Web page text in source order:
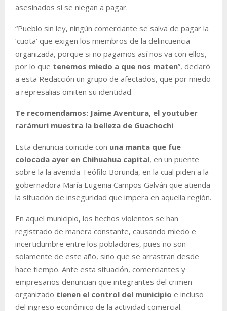
asesinados si se niegan a pagar.
“Pueblo sin ley, ningún comerciante se salva de pagar la
‘cuota’ que exigen los miembros de la delincuencia
organizada, porque si no pagamos así nos va con ellos,
por lo que tenemos miedo a que nos maten”, declaró
a esta Redacción un grupo de afectados, que por miedo
a represalias omiten su identidad.
Te recomendamos: Jaime Aventura, el youtuber
rarámuri muestra la belleza de Guachochi
Esta denuncia coincide con una manta que fue
colocada ayer en Chihuahua capital, en un puente
sobre la la avenida Teófilo Borunda, en la cual piden a la
gobernadora María Eugenia Campos Galván que atienda
la situación de inseguridad que impera en aquella región.
En aquel municipio, los hechos violentos se han
registrado de manera constante, causando miedo e
incertidumbre entre los pobladores, pues no son
solamente de este año, sino que se arrastran desde
hace tiempo. Ante esta situación, comerciantes y
empresarios denuncian que integrantes del crimen
organizado tienen el control del municipio e incluso
del ingreso económico de la actividad comercial.